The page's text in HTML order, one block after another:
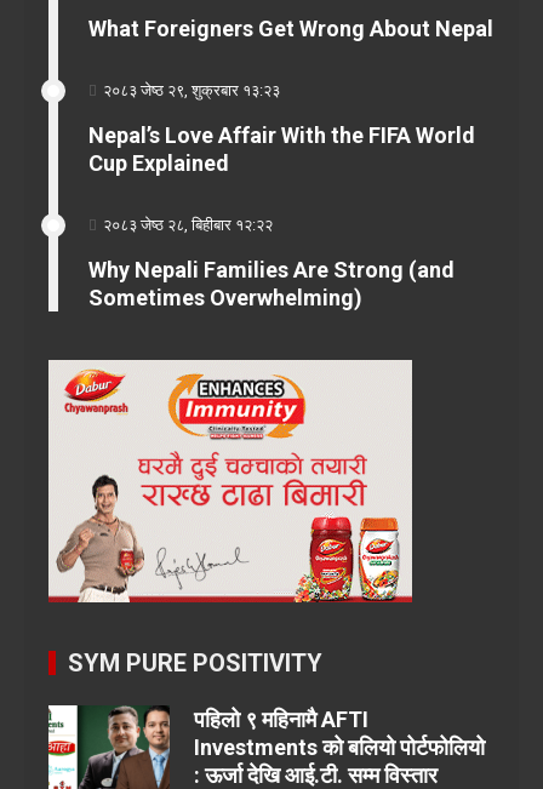
What Foreigners Get Wrong About Nepal
२०८३ जेष्ठ २९, शुक्रबार १३:२३
Nepal’s Love Affair With the FIFA World
Cup Explained
२०८३ जेष्ठ २८, बिहीबार १२:२२
Why Nepali Families Are Strong (and
Sometimes Overwhelming)
SYM PURE POSITIVITY
पहिलो ९ महिनामै AFTI
Investments को बलियो पोर्टफोलियो
: ऊर्जा देखि आई.टी. सम्म विस्तार